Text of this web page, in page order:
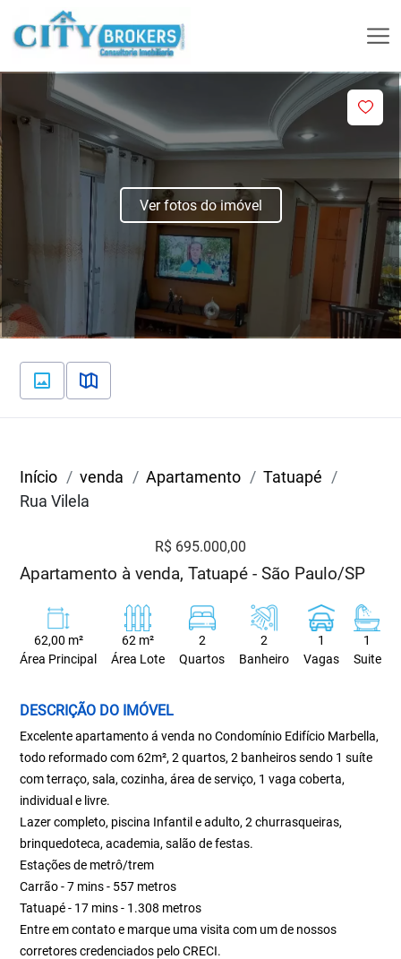
Ver fotos do imóvel
Início venda Apartamento
Tatuapé
Rua Vilela
R$ 695.000,00
Apartamento à venda, Tatuapé - São Paulo/SP
62,00 m²
Área Principal
62 m²
Área Lote
2
Quartos
2
Banheiro
1
Vagas
1
Suite
DESCRIÇÃO DO IMÓVEL
Excelente apartamento á venda no Condomínio Edifício Marbella,
todo reformado com 62m², 2 quartos, 2 banheiros sendo 1 suíte
com terraço, sala, cozinha, área de serviço, 1 vaga coberta,
individual e livre.
Lazer completo, piscina Infantil e adulto, 2 churrasqueiras,
brinquedoteca, academia, salão de festas.
Estações de metrô/trem
Carrão - 7 mins - 557 metros
Tatuapé - 17 mins - 1.308 metros
Entre em contato e marque uma visita com um de nossos
corretores credenciados pelo CRECI.